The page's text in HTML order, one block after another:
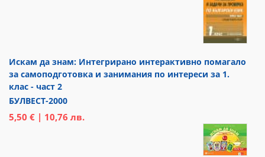
Искам да знам: Интегрирано интерактивно помагало
за самоподготовка и занимания по интереси за 1.
клас - част 2
БУЛВЕСТ-2000
5,50 € | 10,76 лв.